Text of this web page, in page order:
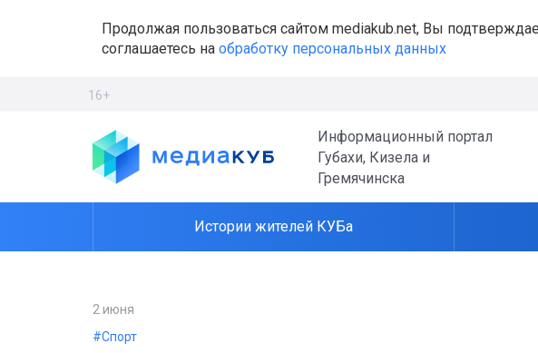
Продолжая пользоваться сайтом mediakub.net, Вы
соглашаетесь на обработку персональных данных
16+
Информационный портал
Губахи, Кизела и
Гремячинска
Истории жителей КУБа
2 июня
#Спорт